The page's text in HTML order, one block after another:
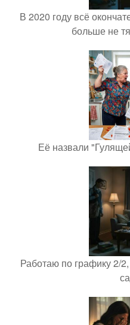
В 2020 году всё
больше не
Её назвали
Работаю по графику 2/